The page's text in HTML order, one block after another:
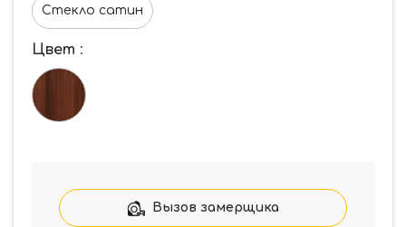
Стекло сатин
Цвет :
Вызов замерщика